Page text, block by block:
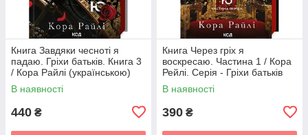
Книга Завдяки чесноті я
падаю. Гріхи батьків. Книга 3
/ Кора Райлі (українською)
В наявності
440 ₴
Книга Через гріх я
воскресаю. Частина 1 / Кора
Рейлі. Серія - Гріхи батьків
(українською)
В наявності
390 ₴